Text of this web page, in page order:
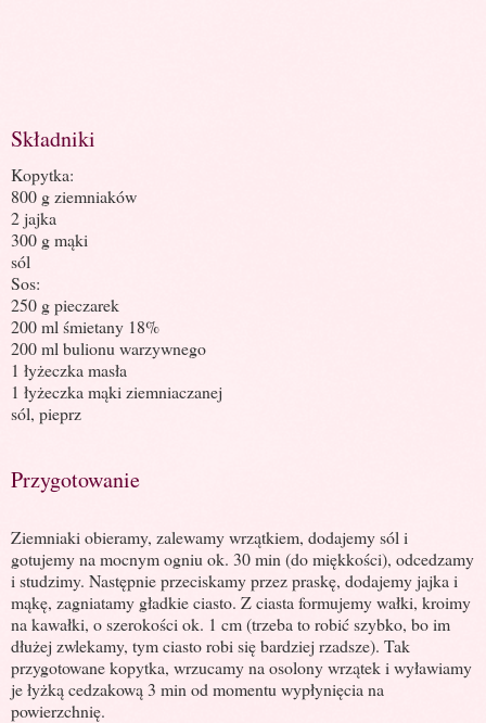
Składniki
Kopytka:
800 g ziemniaków
2 jajka
300 g mąki
sól
Sos:
250 g pieczarek
200 ml śmietany 18%
200 ml bulionu warzywnego
1 łyżeczka masła
1 łyżeczka mąki ziemniaczanej
sól, pieprz
Przygotowanie
Ziemniaki obieramy, zalewamy wrzątkiem, dodajemy sól i
gotujemy na mocnym ogniu ok. 30 min (do miękkości), odcedzamy
i studzimy. Następnie przeciskamy przez praskę, dodajemy jajka i
mąkę, zagniatamy gładkie ciasto. Z ciasta formujemy wałki, kroimy
na kawałki, o szerokości ok. 1 cm (trzeba to robić szybko, bo im
dłużej zwlekamy, tym ciasto robi się bardziej rzadsze). Tak
przygotowane kopytka, wrzucamy na osolony wrzątek i wyławiamy
je łyżką cedzakową 3 min od momentu wypłynięcia na
powierzchnię.